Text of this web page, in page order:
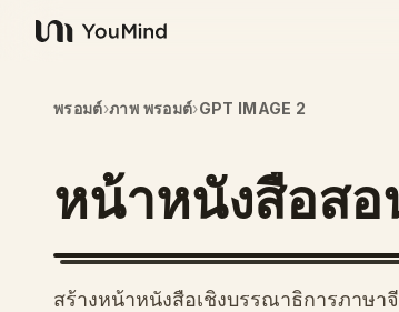
YouMind
พรอมต์›ภาพ พรอมต์›GPT IMAGE 2
หน้าหนังสือส
สร้างหน้าหนังสือเชิงบรรณาธิการภาษ